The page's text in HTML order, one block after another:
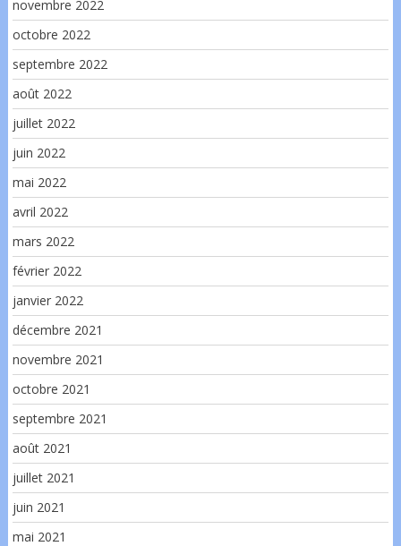
novembre 2022
octobre 2022
septembre 2022
août 2022
juillet 2022
juin 2022
mai 2022
avril 2022
mars 2022
février 2022
janvier 2022
décembre 2021
novembre 2021
octobre 2021
septembre 2021
août 2021
juillet 2021
juin 2021
mai 2021